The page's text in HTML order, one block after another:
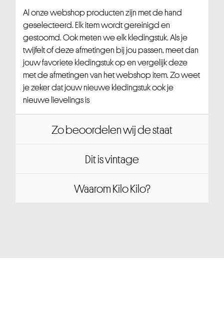
Al onze webshop producten zijn met de hand
geselecteerd. Elk item wordt gereinigd en
gestoomd. Ook meten we elk kledingstuk. Als je
twijfelt of deze afmetingen bij jou passen, meet dan
jouw favoriete kledingstuk op en vergelijk deze
met de afmetingen van het webshop item. Zo weet
je zeker dat jouw nieuwe kledingstuk ook je
nieuwe lievelings is
Zo beoordelen wij de staat
Dit is vintage
Waarom Kilo Kilo?